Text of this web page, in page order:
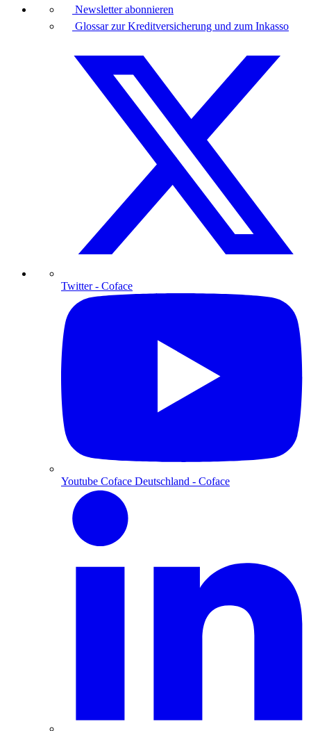
Newsletter abonnieren
Glossar zur Kreditversicherung und zum Inkasso
Twitter- Coface
Youtube Coface Deutschland - Coface